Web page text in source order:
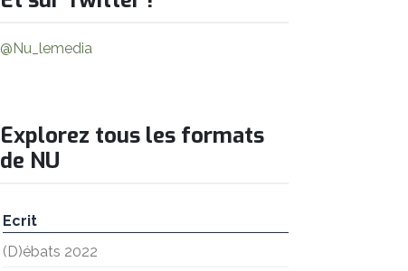
@Nu_lemedia
Explorez tous les formats
de NU
Ecrit
(D)ébats 2022